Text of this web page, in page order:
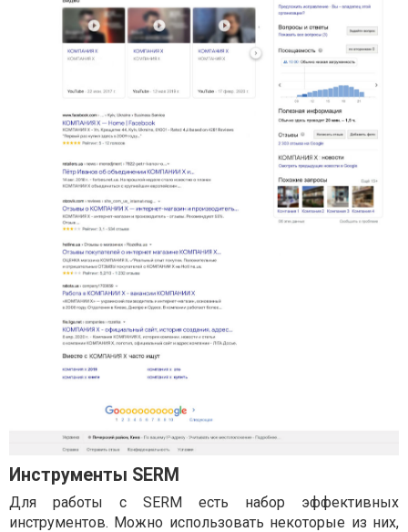
Инструменты SERM
Для работы с SERM есть набор эффективных
инструментов. Можно использовать некоторые из них,